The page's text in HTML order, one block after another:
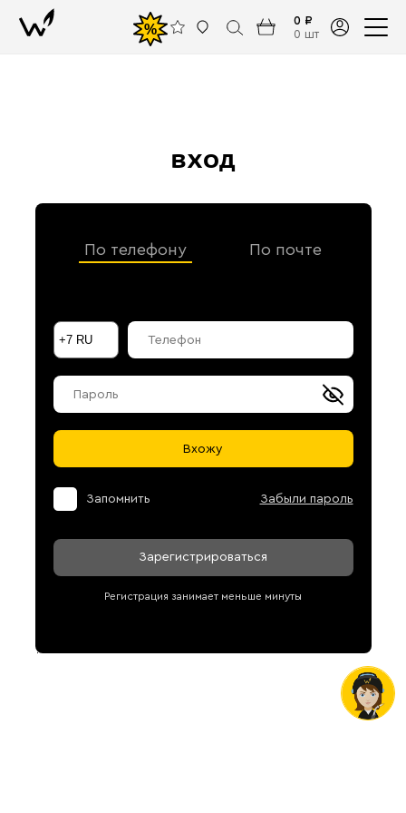
%
0 ₽
0 шт
вход
По телефону По почте
Вхожу
Запомнить Забыли пароль
Зарегистрироваться
Регистрация занимает меньше минуты